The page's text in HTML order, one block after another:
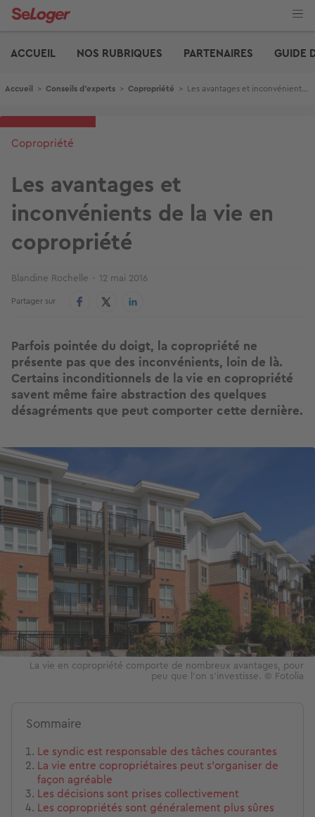
Aller
ACCUEIL
NOS RUBRIQUES PARTENAIRES GUIDE
Fil d'Ariane
Accueil > Conseils d'experts > Copropriété > Les avantages et inconvénients de la vie en copropriété
Copropriété
Les avantages et
inconvénients de la vie en
copropriété
Blandine Rochelle 12 mai 2016
Partager sur
Parfois pointée du doigt, la copropriété ne
présente pas que des inconvénients, loin de là.
Certains inconditionnels de la vie en copropriété
savent même faire abstraction des quelques
désagréments que peut comporter cette dernière.
Image
La vie en copropriété comporte de nombreux avantages, pour
peu que l'on s'investisse. © Fotolia
Sommaire
Le syndic est responsable des tâches courantes
La vie entre copropriétaires peut s'organiser de
façon agréable
Les décisions sont prises collectivement
Les copropriétés sont généralement plus sûres